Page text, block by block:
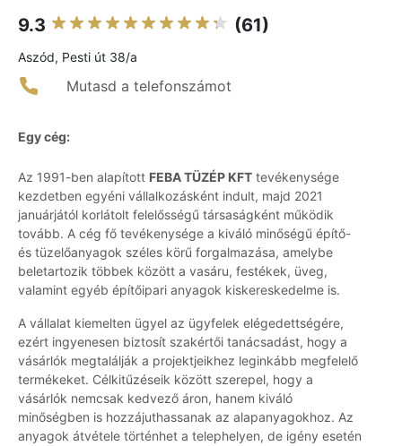
9.3 (61)
Aszód, Pesti út 38/a
Mutasd a telefonszámot
Egy cég:
Az 1991-ben alapított FEBA TÜZÉP KFT tevékenysége
kezdetben egyéni vállalkozásként indult, majd 2021
januárjától korlátolt felelősségű társaságként működik
tovább. A cég fő tevékenysége a kiváló minőségű építő-
és tüzelőanyagok széles körű forgalmazása, amelybe
beletartozik többek között a vasáru, festékek, üveg,
valamint egyéb építőipari anyagok kiskereskedelme is.
A vállalat kiemelten ügyel az ügyfelek elégedettségére,
ezért ingyenesen biztosít szakértői tanácsadást, hogy a
vásárlók megtalálják a projektjeikhez leginkább megfelelő
termékeket. Célkitűzéseik között szerepel, hogy a
vásárlók nemcsak kedvező áron, hanem kiváló
minőségben is hozzájuthassanak az alapanyagokhoz. Az
anyagok átvétele történhet a telephelyen, de igény esetén